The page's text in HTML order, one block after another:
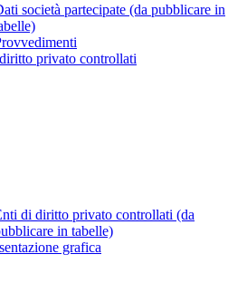
società partecipate (da pubblicare in
privato controllati
di diritto privato controllati (da
in tabelle)
grafica